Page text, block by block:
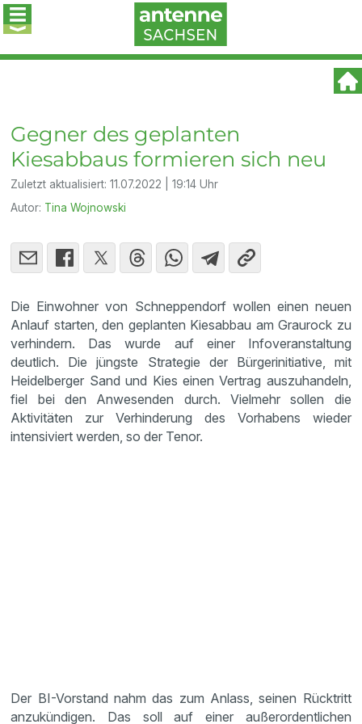
Gegner des geplanten
Kiesabbaus formieren sich neu
Zuletzt aktualisiert:11.07.2022 | 19:14 Uhr
Autor: Tina Wojnowski
Die Einwohner von Schneppendorf wollen einen neuen
Anlauf starten, den geplanten Kiesabbau am Graurock zu
verhindern. Das wurde auf einer Infoveranstaltung
deutlich. Die jüngste Strategie der Bürgerinitiative, mit
Heidelberger Sand und Kies einen Vertrag auszuhandeln,
fiel bei den Anwesenden durch. Vielmehr sollen die
Aktivitäten zur Verhinderung des Vorhabens wieder
intensiviert werden, so der Tenor.
Der BI-Vorstand nahm das zum Anlass, seinen Rücktritt
anzukündigen. Das soll auf einer außerordentlichen